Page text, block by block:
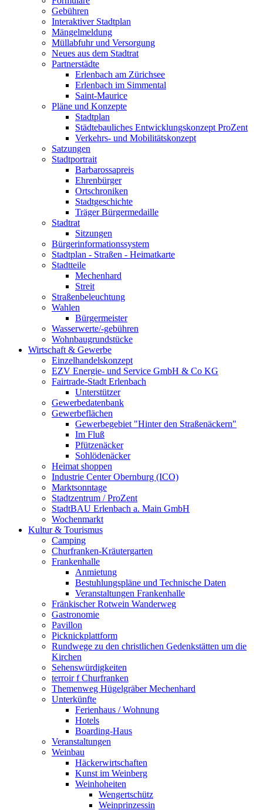
Gebühren
Interaktiver Stadtplan
Mängelmeldung
Müllabfuhr und Versorgung
Neues aus dem Stadtrat
Partnerstädte
Erlenbach am Zürichsee
Erlenbach im Simmental
Saint-Maurice
Pläne und Konzepte
Stadtplan
Städtebauliches Entwicklungskonzept ProZent
Verkehrs- und Mobilitätskonzept
Satzungen
Stadtportrait
Barbarossapreis
Ehrenbürger
Ortschroniken
Stadtgeschichte
Träger Bürgermedaille
Stadtrat
Sitzungen
Bürgerinformationssystem
Stadtplan - Straßen - Heimatkarte
Stadtteile
Mechenhard
Streit
Straßenbeleuchtung
Wahlen
Bürgermeister
Wasserwerte/-gebühren
Wohnbaugrundstücke
Wirtschaft & Gewerbe
Einzelhandelskonzept
EZV Energie- und Service GmbH & Co KG
Fairtrade-Stadt Erlenbach
Unterstützer
Gewerbedatenbank
Gewerbeflächen
Gewerbegebiet "Hinter den Straßenäckern"
Im Fluß
Pfützenäcker
Sohlödenäcker
Heimat shoppen
Industrie Center Obernburg (ICO)
Marktsonntage
Stadtzentrum / ProZent
StadtBAU Erlenbach a. Main GmbH
Wochenmarkt
Kultur & Tourismus
Camping
Churfranken-Kräutergarten
Frankenhalle
Anmietung
Bestuhlungspläne und Technische Daten
Veranstaltungen Frankenhalle
Fränkischer Rotwein Wanderweg
Gastronomie
Pavillon
Picknickplattform
Rundwege zu den christlichen Gedenkstätten um die
Kirchen
Sehenswürdigkeiten
terroir f Churfranken
Themenweg Hügelgräber Mechenhard
Unterkünfte
Ferienhaus / Wohnung
Hotels
Boarding-Haus
Veranstaltungen
Weinbau
Häckerwirtschaften
Kunst im Weinberg
Weinhoheiten
Wengertschütz
Weinprinzessin